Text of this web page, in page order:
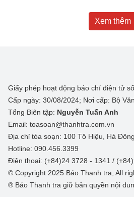
Xem thêm
Giấy phép hoạt động báo chí điện tử
Cấp ngày: 30/08/2024; Nơi cấp: Bộ
Tổng Biên tập: Nguyễn Tuấn Anh
Email: toasoan@thanhtra.com.vn
Địa chỉ tòa soạn: 100 Tô Hiệu, Hà
Hotline: 090.456.3399
Điện thoại: (+84)24 3728 - 1341 /
© Copyright 2025 Báo Thanh tra, All
® Báo Thanh tra giữ bản quyền nội